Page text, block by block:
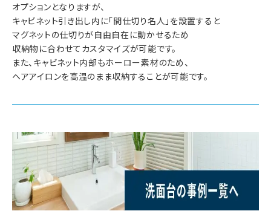
オプションとなりますが、
キャビネット引き出し内に「間仕切り名人」を設置すると
マグネットの仕切りが自由自在に動かせるため
収納物に合わせてカスタマイズが可能です。
また、キャビネット内部もホーロー素材のため、
ヘアアイロンを高温のまま収納することが可能です。